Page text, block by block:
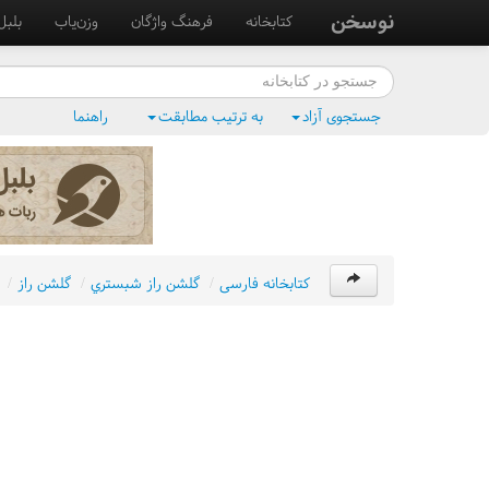
نوسخن کتابخانه فرهنگ واژگان وزن‌یاب
جستجوی آزاد به ترتیب مطابقت راهنما
کتابخانه فارسی / گلشن راز شبستري / گلشن راز /